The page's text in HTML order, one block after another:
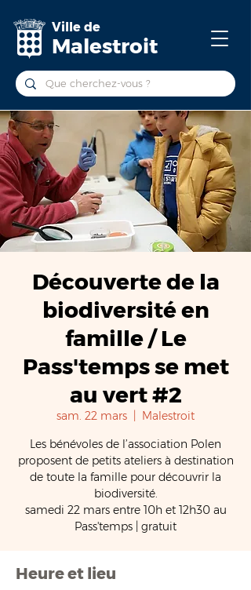
Ville de
Malestroit
Découverte de la
biodiversité en
famille / Le
Pass'temps se met
au vert #2
sam. 22 mars
Malestroit
Les bénévoles de l’association Polen
proposent de petits ateliers à destination
de toute la famille pour découvrir la
biodiversité.
samedi 22 mars entre 10h et 12h30 au
Pass'temps | gratuit
Heure et lieu